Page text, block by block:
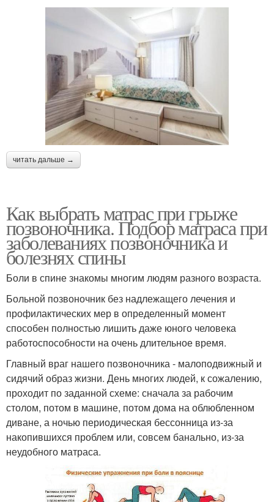
читать дальше →
Как выбрать матрас при грыже
позвоночника. Подбор матраса при
заболеваниях позвоночника и
болезнях спины
Боли в спине знакомы многим людям разного возраста.
Больной позвоночник без надлежащего лечения и
профилактических мер в определенный момент
способен полностью лишить даже юного человека
работоспособности на очень длительное время.
Главный враг нашего позвоночника - малоподвижный и
сидячий образ жизни. День многих людей, к сожалению,
проходит по заданной схеме: сначала за рабочим
столом, потом в машине, потом дома на облюбленном
диване, а ночью периодическая бессонница из-за
накопившихся проблем или, совсем банально, из-за
неудобного матраса.